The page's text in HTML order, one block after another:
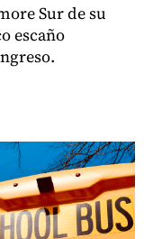
Sur de su
escaño